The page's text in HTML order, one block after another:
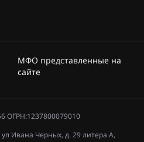
МФО представленные на
сайте
ул Ивана Черных, д. 29 литера А,